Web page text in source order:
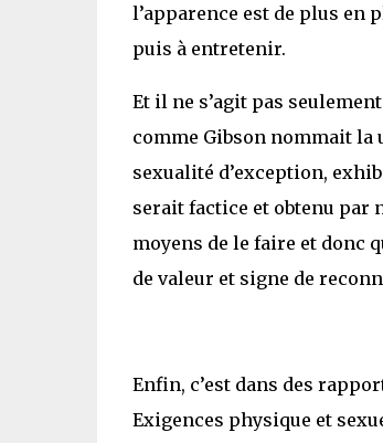
l’apparence est de plus en
puis à entretenir.
Et il ne s’agit pas
comme Gibson nommait
sexualité d’exception,
serait factice et obtenu par
moyens de le faire et donc
de valeur et signe de
Enfin, c’est dans des
Exigences physique et